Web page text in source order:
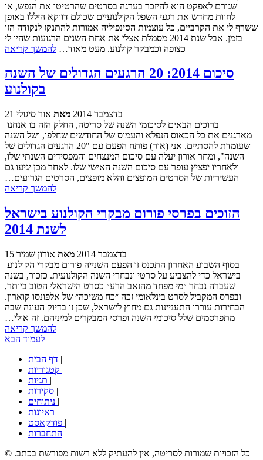
שגורם לאפקט הוא להיזכר בערגה בסרטים שהרטיטו את הנפש, או
לחוות מחדש את רגעי השפל הקולנועיים שכולם דווקא היללו באופן
ששרף לי את הקרביים, כל עוצמות הסינפיליה אמורות להתנקז לנקודה הזו
בזמן. אבל שנת 2014 מסמלת אצלי את אחת השנים הרגועות שהיו לי
כצופה וכמבקר קולנוע. מעט מאוד… להמשך קריאה
סיכום 2014: 20 הרגעים הגדולים של השנה
בקולנוע
21 בדצמבר 2014 מאת אור סיגולי
מארגנים את כל הכאוס הנפלא והעמוס של החודשים שחלפו, ושל השנה
שעומדת להסתיים. אני (אור) פותח הפעם עם "20 הרגעים הגדולים של
השנה", ומחר אורון יעלה עם סיכום המנצחים והמפסידים השנתי שלו,
ולאחריו יפציץ עופר עם סיכום השנה האישי שלו. לאחר מכן יגיעו גם
העשיריות של הסרטים המופצים והלא מופצים, הסרטים הגרועים…
להמשך קריאה
הזוכים בפרסי פורום מבקרי הקולנוע בישראל
לשנת 2014
15 בדצמבר 2014 מאת אורון שמיר
בישראל כדי להצביע על סרטי ונבחרי השנה הקולנועית. כזכור, בשנה
שעברה נבחר ״מי מפחד מהזאב הרע״ כסרט הישראלי הטוב ביותר,
ובפרס המקביל לסרט בינלאומי זכה ״כח משיכה״ של אלפונסו קוארון.
הבחירות עוררו התעניינות גם מחוץ לישראל, שכן זו בדיוק העונה שבה
מתפרסמים שלל סיכומי השנה ופרסי המבקרים למיניהם. זה אולי…
להמשך קריאה
לעמוד הבא
|
|
|
|
|
|
|
התחברות
© כל הזכויות שמורות לסריטה, אין להעתיק ללא רשות מפורשת בכתב.